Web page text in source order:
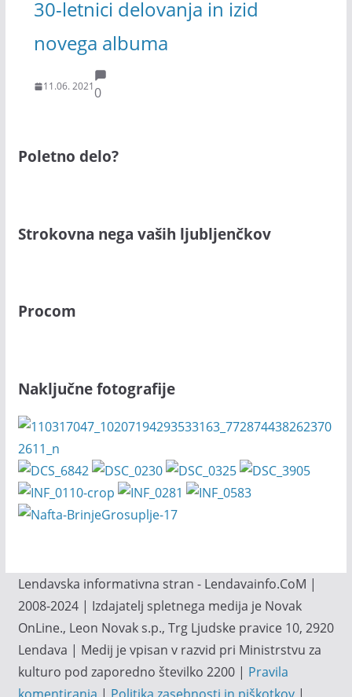
30-letnici delovanja in izid
novega albuma
11.06. 20210
Poletno delo?
Strokovna nega vaših ljubljenčkov
Procom
Naključne fotografije
Lendavska informativna stran - Lendavainfo.CoM |
2008-2024 | Izdajatelj spletnega medija je Novak
OnLine., Leon Novak s.p., Trg Ljudske pravice 10, 2920
Lendava | Medij je vpisan v razvid pri Ministrstvu za
kulturo pod zaporedno številko 2200 | Pravila